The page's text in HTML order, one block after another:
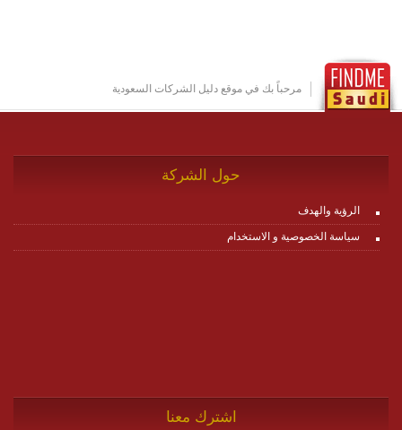
http://www.plutosms.com/zagel
مرحباً بك في موقع دليل الشركات السعودية
حول الشركة
الرؤية والهدف
سياسة الخصوصية و الاستخدام
اشترك معنا